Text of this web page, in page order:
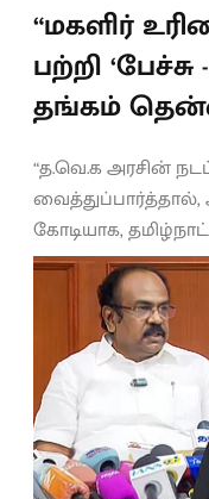
“மகளிர்
பற்றி
தங்கம்
“த.வெ.க அரசின்
கோடியாக,